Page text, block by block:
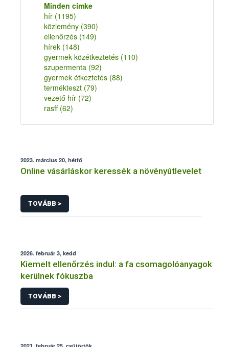
Minden címke
hír (1195)
közlemény (390)
ellenőrzés (149)
hírek (148)
gyermek közétkeztetés (110)
szupermenta (92)
gyermek étkeztetés (88)
termékteszt (79)
vezető hír (72)
rasff (62)
2023. március 20, hétfő
Online vásárláskor keressék a növényútlevelet
TOVÁBB >
2026. február 3, kedd
Kiemelt ellenőrzés indul: a fa csomagolóanyagok
kerülnek fókuszba
TOVÁBB >